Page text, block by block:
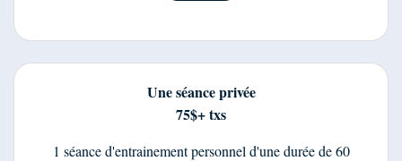
Une séance privée
75$+ txs
1 séance d'entrainement personnel d'une durée de 60